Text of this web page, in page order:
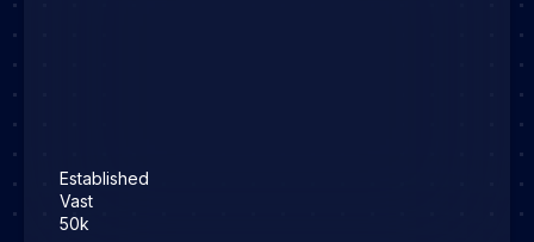
Established
Vast
50k